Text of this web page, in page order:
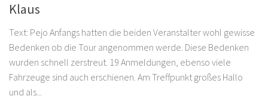
Klaus
Text: Pejo Anfangs hatten die beiden Veranstalter wohl gewisse
Bedenken ob die Tour angenommen werde. Diese Bedenken
wurden schnell zerstreut. 19 Anmeldungen, ebenso viele
Fahrzeuge sind auch erschienen. Am Treffpunkt großes Hallo
und als...